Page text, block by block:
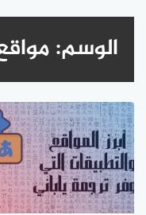
الوسم: